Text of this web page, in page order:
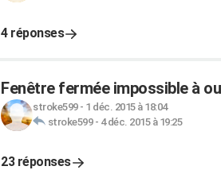
4 réponses
Fenêtre fermée impossible à
stroke599- 1 déc. 2015 à 18:04
stroke599- 4 déc. 2015 à 19:25
23 réponses